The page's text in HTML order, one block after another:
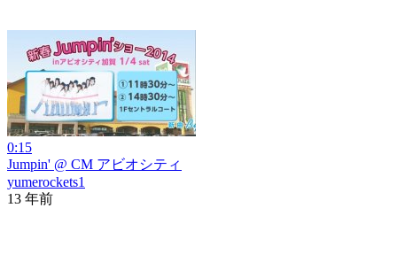
0:15
Jumpin' @ CM アビオシティ
yumerockets1
13 年前